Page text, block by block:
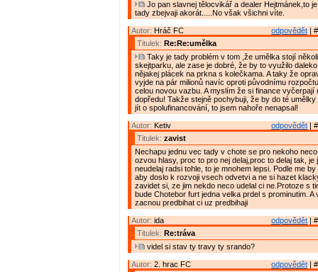
Jo pan slavnej tělocvikář a dealer Hejtmánek,to
tady zbejvaji akorát.....No však všichni víte.
odpovědět |
Autor: Hráč FC
Titulek: Re:Re:umělka
Taky je tady problém v tom ,že umělka stojí
skejtparku, ale zase je dobré, že by to využilo
nějakej plácek na prkna s kolečkama. A taky že
vyjde na pár milionů navíc oproti původnímu
celou novou vazbu. A myslím že si finance vyčerpají
dopředu! Takže stejně pochybuji, že by do té
jít o spolufinancování, to jsem nahoře nenapsal!
odpovědět |
Autor: Ketiv
Titulek: zavist
Nechapu jednu vec tady v chote se pro nekoho
ozvou hlasy, proc to pro nej delaj,proc to delaj tak, je
neudelaj radsi tohle, to je mnohem lepsi. Podle me
aby doslo k rozvoji vsech odvetvi a ne si hazet
zavidet si, ze jim nekdo neco udelal ci ne.Protoze s
bude Chotebor furt jedna velka prdel s prominutim. A
zacnou predbihat ci uz predbihaji
odpovědět |
Autor: ida
Titulek: Re:tráva
videl si stav ty travy ty srando?
odpovědět |
Autor: 2. hrac FC